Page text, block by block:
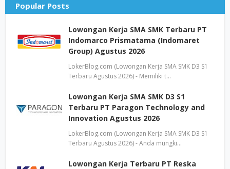
Popular Posts
Lowongan Kerja SMA SMK Terbaru PT
Indomarco Prismatama (Indomaret
Group) Agustus 2026
LokerBlog.com (Lowongan Kerja SMA SMK D3 S1
Terbaru Agustus 2026) - Memiliki t…
Lowongan Kerja SMA SMK D3 S1
Terbaru PT Paragon Technology and
Innovation Agustus 2026
LokerBlog.com (Lowongan Kerja SMA SMK D3 S1
Terbaru Agustus 2026) - Anda mungki…
Lowongan Kerja Terbaru PT Reska